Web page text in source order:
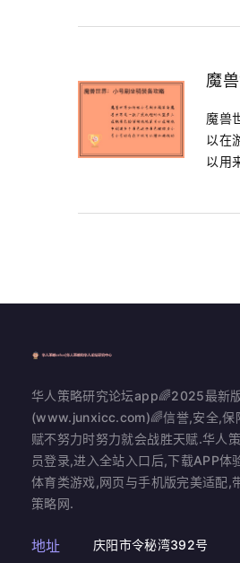
魔
魔兽
以在
以用
华人策略研究论坛app🌈2025最新版
(www.junxicc.com)🌈信誉,安全,保
赋不努力时努力就会战胜天赋.华人
员登录,进入全站入口后,下载APP体
体育类游戏,网页与手机版完美适配,
策略网.
地址 庆阳市令秘湾392号